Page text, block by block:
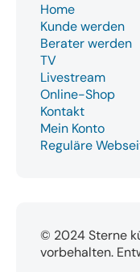
Home
Kunde werden
Berater werden
TV
Livestream
Online-Shop
Kontakt
Mein Konto
Reguläre
© 2024 Sterne
vorbehalten.